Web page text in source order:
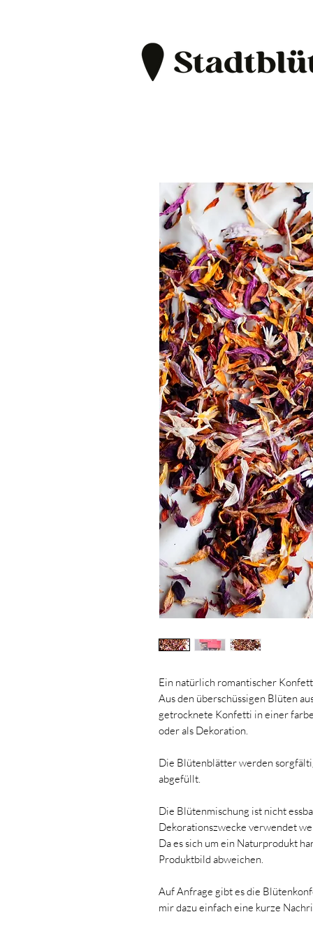
Ein natürlich romantischer
Aus den überschüssigen Blüten
getrocknete Konfetti in einer
oder als Dekoration.
Die Blütenblätter werden
abgefüllt.
Die Blütenmischung ist nicht
Dekorationszwecke verwendet
Da es sich um ein Naturprodukt
Produktbild abweichen.
Auf Anfrage gibt es die
mir dazu einfach eine kurze